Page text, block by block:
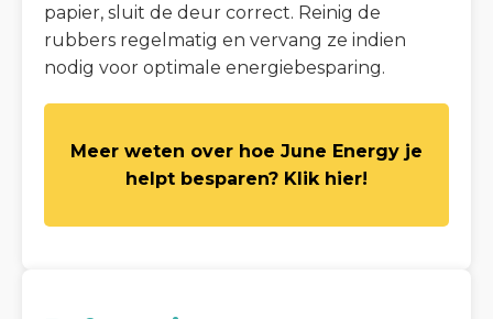
papier, sluit de deur correct. Reinig de
rubbers regelmatig en vervang ze indien
nodig voor optimale energiebesparing.
Meer weten over hoe June Energy je
helpt besparen? Klik hier!